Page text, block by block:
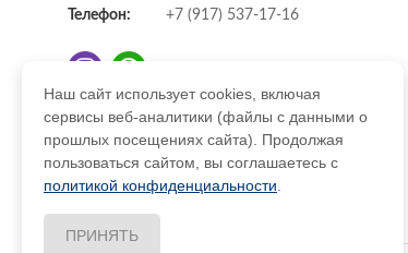
Телефон: +7 (917) 537-17-16
E-mail: info@DrozdPcp.ru
Наш сайт использует cookies, включая
сервисы веб-аналитики (файлы с данными о
прошлых посещениях сайта). Продолжая
пользоваться сайтом, вы соглашаетесь с
политикой конфиденциальности
ПРИНЯТЬ